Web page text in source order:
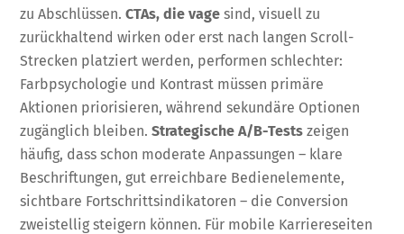
zu Abschlüssen.CTAs, die vage sind, visuell zu
zurückhaltend wirken oder erst nach langen Scroll-
Strecken platziert werden, performen schlechter:
Farbpsychologie und Kontrast müssen primäre
Aktionen priorisieren, während sekundäre Optionen
zugänglich bleiben.Strategische A/B-Tests zeigen
häufig, dass schon moderate Anpassungen – klare
Beschriftungen, gut erreichbare Bedienelemente,
sichtbare Fortschrittsindikatoren – die Conversion
zweistellig steigern können. Für mobile Karriereseiten